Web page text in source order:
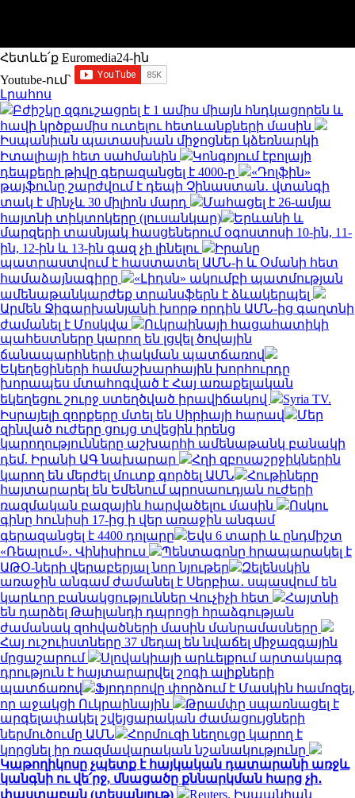
Հետևե՛ք Euromedia24-ին
Youtube-ում`
Լրահոս
Բժիշկը զգուշացրել է 1 ամիս միայն հնդկացորեն և
հավի կրծքամիս ուտելու հետևանքների մասին
Իսպանիան պատասխան միջոցներ կձեռնարկի
Իտալիայի հետ սահմանին
Կոնգոյում էբոլայի
դեպքերի թիվը գերազանցել է 4000-ը
«Դոլֆին»
թայֆունը շարժվում է դեպի Չինաստան․ վտանգի
տակ է մինչև 30 միլիոն մարդ
Մահացել է 26-ամյա
հայտնի տիկտոկերը (լուսանկար)
Երևանի և
մարզերի տասնյակ հասցեներում օգոստոսի 10-ին, 11-
ին, 12-ին և 13-ին գազ չի լինելու
Իրանը
պատրաստվում է հաստատել ԱՄՆ-ի և Օմանի հետ
համաձայնագիրը
«Լիդսն» ակումբի պատմության
ամենաթանկարժեք տրանսֆերն է ձևակերպել
Արմեն Ջիգարխանյանի խորթ որդին ԱՄՆ-ից գաղտնի
ժամանել է Մոսկվա
Ուկրաինայի հացահատիկի
պահեստները կարող են լցվել ծովային
ճանապարհների փակման պատճառով
Եկեղեցիների համաշխարհային խորհուրդը
խորապես մտահոգված է Հայ առաքելական
եկեղեցու շուրջ ստեղծված իրավիճակով
Syria TV.
Իսրայելի զորքերը մտել են Սիրիայի հարավ
Մեր
զինված ուժերը ցույց տվեցին իրենց
կարողությունները աշխարհի ամենաթանկ բանակի
դեմ. Իրանի ԱԳ նախարար
Հղի զբոսաշրջիկներին
կարող են մերժել մուտք գործել ԱՄՆ
Հութիները
հայտարարել են Եմենում պրոսաուդյան ուժերի
ռազմական բազային հարվածելու մասին
Ոսկու
գինը հունիսի 17-ից ի վեր առաջին անգամ
գերազանցել է 4400 դոլարը
Եվս 6 տարի և ընդմիշտ
«Ռեալում»․ Վինիսիուս
Պենտագոնը հրապարակել է
ԱԹՕ-ների վերաբերյալ նոր նյութեր
Զելենսկին
առաջին անգամ ժամանել է Սերբիա․ սպասվում են
կարևոր բանակցություններ Վուչիչի հետ
Հայտնի
են դարձել Թաիլանդի դպրոցի հրաձգության
ժամանակ զոհվածների մասին մանրամասները
Հայ ուշուիստները 37 մեդալ են նվաճել միջազգային
մրցաշարում
Սլովակիայի արևելքում արտակարգ
դրություն է հայտարարվել շոգի ալիքների
պատճառով
Ֆյոդորովը փորձում է Մասկին համոզել,
որ աջակցի Ուկրաինային
Թրամփը սպառնացել է
արգելափակել շվեյցարական ժամացույցների
ներմուծումը ԱՄՆ
Հորմուզի նեղուցը կարող է
կորցնել իր ռազմավարական նշանակությունը
Կաթողիկոսը չպետք է հայկական դատարանի առջև
կանգնի ու վե՛րջ, մնացածը քննարկման հարց չի․
փաստաբան (տեսանյութ)
Reuters. Իսպանիան